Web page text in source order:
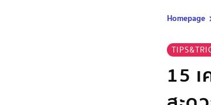
Homepage
15